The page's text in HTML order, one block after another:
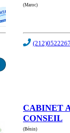
(Maroc)
CABINET
CONSEIL
(Bénin)